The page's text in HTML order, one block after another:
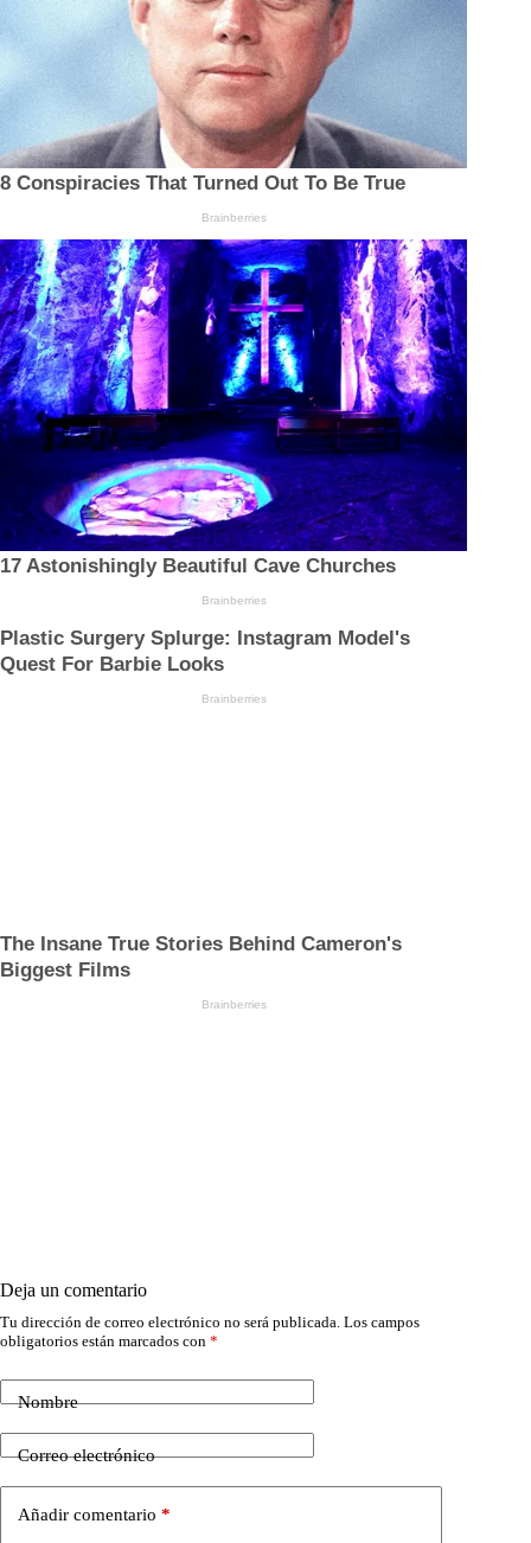
Deja un comentario
Tu dirección de correo electrónico no será publicada. Los campos
obligatorios están marcados con *
Nombre
Correo electrónico
Añadir comentario *